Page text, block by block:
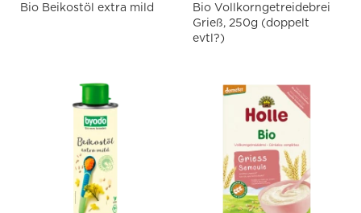
Bio Beikostöl extra mild
Bio Vollkorngetreidebrei
Grieß, 250g (doppelt
evtl?)